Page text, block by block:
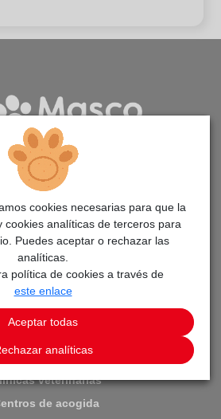
de animales en la Comunidad
de Madrid
PÁGINAS
Adopta un animal
Avisos
cómo adoptar
veterinarias
de acogida
cookies necesarias para que la
cookies analíticas de terceros para
Puedes aceptar o rechazar las
analíticas.
política de cookies a través de
este enlace
Aceptar todas
analíticas